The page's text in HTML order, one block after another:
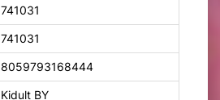
741031
741031
8059793168444
Kidult BY